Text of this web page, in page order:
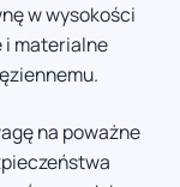
w wysokości
i materialne
na poważne